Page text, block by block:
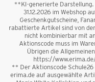
**KI-generierte Darstellung.
31.12.2026 im Webshop
Geschenkgutscheine,
rabattierte Artikel sind von
nicht kombinierbar mit
Aktionscode muss im
Übrigen die
https://
** Der Aktionscode Schule26
erima.de auf ausgewählte